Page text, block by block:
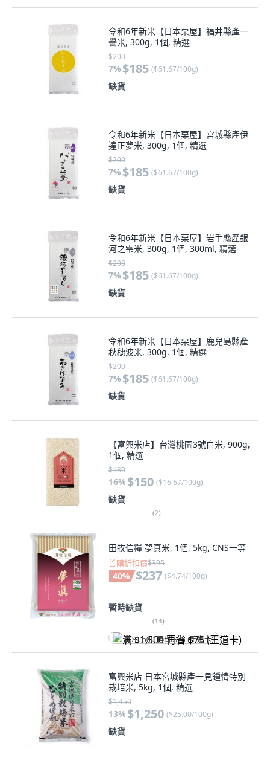
令和6年新米【日本栗屋】福井縣產一
譽米, 300g, 1個, 精選
$200
7% $185 ($61.67/100g)
缺貨
令和6年新米【日本栗屋】宮城縣產伊
達正夢米, 300g, 1個, 精選
$200
7% $185 ($61.67/100g)
缺貨
令和6年新米【日本栗屋】岩手縣產銀
河之雫米, 300g, 1個, 300ml, 精選
$200
7% $185 ($61.67/100g)
缺貨
令和6年新米【日本栗屋】鹿兒島縣產
秋穗波米, 300g, 1個, 精選
$200
7% $185 ($61.67/100g)
缺貨
【富興米店】台灣桃園3號白米, 900g,
1個, 精選
$180
16% $150 ($16.67/100g)
缺貨
(2)
田牧信糧 夢真米, 1個, 5kg, CNS一等
首購折扣價$395
40% $237 ($4.74/100g)
暫時缺貨
(14)
满 $1,500 再省 $75 (王道卡)
富興米店 日本宮城縣產一見鍾情特別
栽培米, 5kg, 1個, 精選
$1,450
13% $1,250 ($25.00/100g)
缺貨